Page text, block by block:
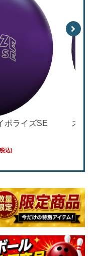
ご利用ガイド
特定商取引法表記
個人情報保護方針
サイトポリシー
更新履歴一覧
ポライズSE
込)
スト